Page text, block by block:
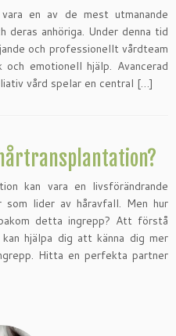
en av de mest utmanande
deras anhöriga. Under denna tid
och professionellt vårdteam
och emotionell hjälp. Avancerad
vård spelar en central […]
kan vara en livsförändrande
som lider av håravfall. Men hur
detta ingrepp? Att förstå
hjälpa dig att känna dig mer
Hitta en perfekta partner